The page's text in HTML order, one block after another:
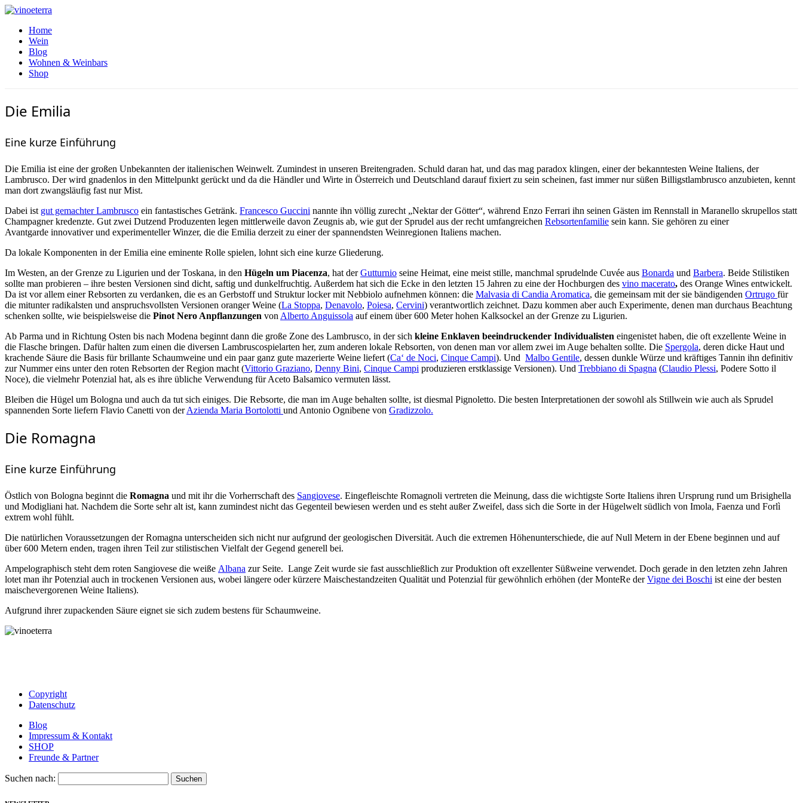
Home
Wein
Blog
Wohnen & Weinbars
Shop
Die Emilia
Eine kurze Einführung
Die Emilia ist eine der großen Unbekannten der italienischen Weinwelt. Zumindest in unseren Breitengraden. Schuld daran hat, und das mag paradox klingen, einer der bekanntesten Weine Italiens, der
Lambrusco. Der wird gnadenlos in den Mittelpunkt gerückt und da die Händler und Wirte in Österreich und Deutschland darauf fixiert zu sein scheinen, fast immer nur süßen Billigstlambrusco anzubieten, kennt
man dort zwangsläufig fast nur Mist.
Dabei ist gut gemachter Lambrusco ein fantastisches Getränk. Francesco Guccini nannte ihn völlig zurecht „Nektar der Götter“, während Enzo Ferrari ihn seinen Gästen im Rennstall in Maranello skrupellos statt
Champagner kredenzte. Gut zwei Dutzend Produzenten legen mittlerweile davon Zeugnis ab, wie gut der Sprudel aus der recht umfangreichen Rebsortenfamilie sein kann. Sie gehören zu einer
Avantgarde innovativer und experimenteller Winzer, die die Emilia derzeit zu einer der spannendsten Weinregionen Italiens machen.
Da lokale Komponenten in der Emilia eine eminente Rolle spielen, lohnt sich eine kurze Gliederung.
Im Westen, an der Grenze zu Ligurien und der Toskana, in den Hügeln um Piacenza, hat derGutturnio seine Heimat, eine meist stille, manchmal sprudelnde Cuvée aus Bonarda und Barbera. Beide Stilistiken
sollte man probieren – ihre besten Versionen sind dicht, saftig und dunkelfruchtig. Außerdem hat sich die Ecke in den letzten 15 Jahren zu eine der Hochburgen des vino macerato, des Orange Wines entwickelt.
Da ist vor allem einer Rebsorten zu verdanken, die es an Gerbstoff und Struktur locker mit Nebbiolo aufnehmen können: die Malvasia di Candia Aromatica, die gemeinsam mit der sie bändigenden Ortrugo für
die mitunter radikalsten und anspruchsvollsten Versionen oranger Weine (La Stoppa, Denavolo, Poiesa, Cervini) verantwortlich zeichnet. Dazu kommen aber auch Experimente, denen man durchaus Beachtung
schenken sollte, wie beispielsweise die Pinot Nero Anpflanzungen von Alberto Anguissola auf einem über 600 Meter hohen Kalksockel an der Grenze zu Ligurien.
Ab Parma und in Richtung Osten bis nach Modena beginnt dann die große Zone des Lambrusco, in der sich kleine Enklaven beeindruckender Individualisten eingenistet haben, die oft exzellente Weine in
die Flasche bringen. Dafür halten zum einen die diversen Lambruscospielarten her, zum anderen lokale Rebsorten, von denen man vor allem zwei im Auge behalten sollte. Die Spergola, deren dicke Haut und
krachende Säure die Basis für brillante Schaumweine und ein paar ganz gute mazerierte Weine liefert (Ca‘ de Noci, Cinque Campi). Und Malbo Gentile, dessen dunkle Würze und kräftiges Tannin ihn definitiv
zur Nummer eins unter den roten Rebsorten der Region macht (Vittorio Graziano, Denny Bini, Cinque Campi produzieren erstklassige Versionen). Und Trebbiano di Spagna (Claudio Plessi, Podere Sotto il
Noce), die vielmehr Potenzial hat, als es ihre übliche Verwendung für Aceto Balsamico vermuten lässt.
Bleiben die Hügel um Bologna und auch da tut sich einiges. Die Rebsorte, die man im Auge behalten sollte, ist diesmal Pignoletto. Die besten Interpretationen der sowohl als Stillwein wie auch als Sprudel
spannenden Sorte liefern Flavio Canetti von derAzienda Maria Bortolotti und Antonio Ognibene von Gradizzolo.
Die Romagna
Eine kurze Einführung
Östlich von Bologna beginnt die Romagna und mit ihr die Vorherrschaft des Sangiovese. Eingefleischte Romagnoli vertreten die Meinung, dass die wichtigste Sorte Italiens ihren Ursprung rund um Brisighella
und Modigliani hat. Nachdem die Sorte sehr alt ist, kann zumindest nicht das Gegenteil bewiesen werden und es steht außer Zweifel, dass sich die Sorte in der Hügelwelt südlich von Imola, Faenza und Forlì
extrem wohl fühlt.
Die natürlichen Voraussetzungen der Romagna unterscheiden sich nicht nur aufgrund der geologischen Diversität. Auch die extremen Höhenunterschiede, die auf Null Metern in der Ebene beginnen und auf
über 600 Metern enden, tragen ihren Teil zur stilistischen Vielfalt der Gegend generell bei.
Ampelographisch steht dem roten Sangiovese die weiße Albana zur Seite. Lange Zeit wurde sie fast ausschließlich zur Produktion oft exzellenter Süßweine verwendet. Doch gerade in den letzten zehn Jahren
lotet man ihr Potenzial auch in trockenen Versionen aus, wobei längere oder kürzere Maischestandzeiten Qualität und Potenzial für gewöhnlich erhöhen (der MonteRe derVigne dei Boschi ist eine der besten
maischevergorenen Weine Italiens).
Aufgrund ihrer zupackenden Säure eignet sie sich zudem bestens für Schaumweine.
Copyright
Datenschutz
Blog
Impressum & Kontakt
SHOP
Freunde & Partner
Suchen nach: